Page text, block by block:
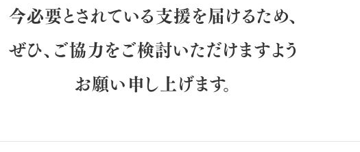
今必要とされている支援を届けるため、
ぜひ、ご協力をご検討いただけますよう
お願い申し上げます。